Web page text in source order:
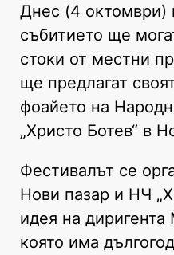
Днес (4 октомври)
събитието ще
стоки от местни
ще предлагат
фоайето на
„Христо Ботев“ в
Фестивалът се
Нови пазар и НЧ
идея на
която има